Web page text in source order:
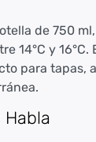
de 750 ml,
14°C y 16°C.
para tapas,
Habla